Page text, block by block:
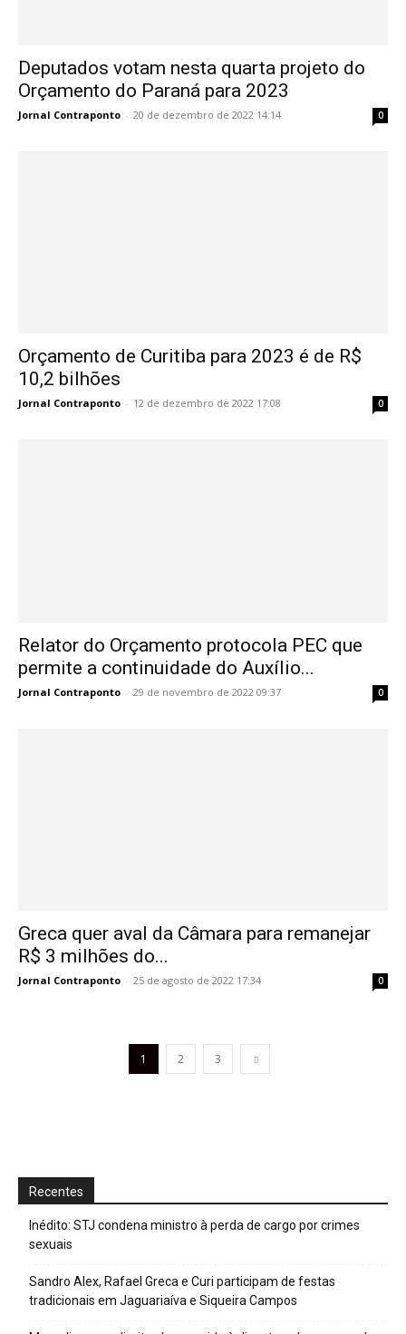
Deputados votam nesta quarta projeto do
Orçamento do Paraná para 2023
Jornal Contraponto - 20 de dezembro de 2022 14:14 0
Orçamento de Curitiba para 2023 é de R$
10,2 bilhões
Jornal Contraponto - 12 de dezembro de 2022 17:08 0
Relator do Orçamento protocola PEC que
permite a continuidade do Auxílio...
Jornal Contraponto - 29 de novembro de 2022 09:37 0
Greca quer aval da Câmara para remanejar
R$ 3 milhões do...
Jornal Contraponto - 25 de agosto de 2022 17:34 0
1 2 3
Recentes
Inédito: STJ condena ministro à perda de cargo por crimes
sexuais
Sandro Alex, Rafael Greca e Curi participam de festas
tradicionais em Jaguariaíva e Siqueira Campos